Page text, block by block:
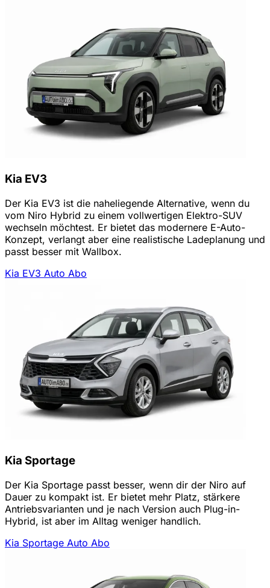
Kia EV3
Der Kia EV3 ist die naheliegende Alternative, wenn du
vom Niro Hybrid zu einem vollwertigen Elektro-SUV
wechseln möchtest. Er bietet das modernere E-Auto-
Konzept, verlangt aber eine realistische Ladeplanung und
passt besser mit Wallbox.
Kia EV3 Auto Abo
Kia Sportage
Der Kia Sportage passt besser, wenn dir der Niro auf
Dauer zu kompakt ist. Er bietet mehr Platz, stärkere
Antriebsvarianten und je nach Version auch Plug-in-
Hybrid, ist aber im Alltag weniger handlich.
Kia Sportage Auto Abo